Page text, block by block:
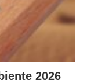
2026